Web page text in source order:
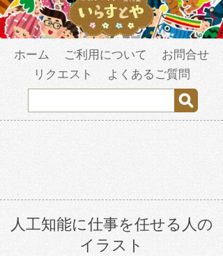
ホーム ご利用について
お問合せ
リクエスト
よくあるご質問
人工知能に仕事を任せる人の
イラスト